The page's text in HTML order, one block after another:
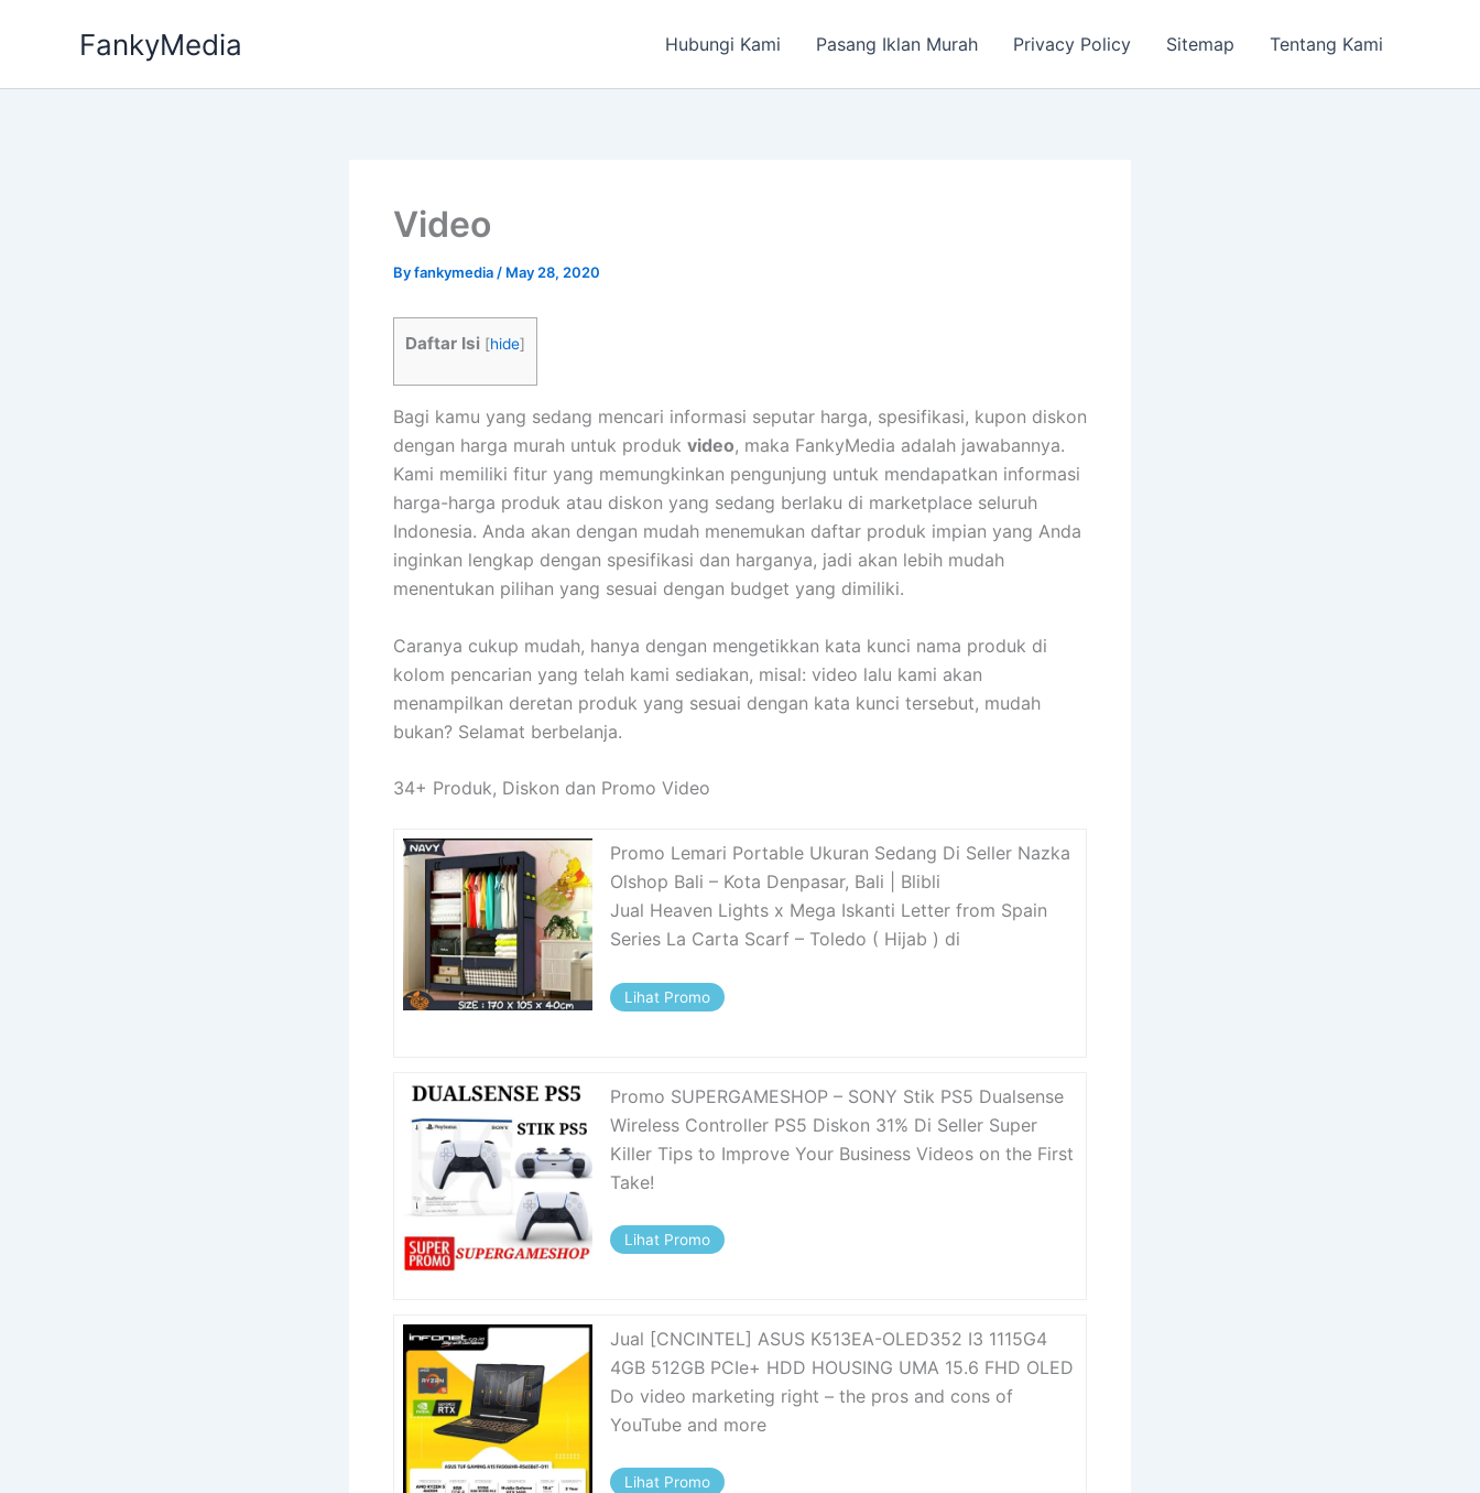
FankyMedia Hubungi Kami Pasang Iklan Murah Privacy Policy Sitemap Tentang Kami
Video
Byfankymedia / May 28, 2020
Daftar Isi [hide]
Bagi kamu yang sedang mencari informasi seputar harga, spesifikasi, kupon diskon
dengan harga murah untuk produk video, maka FankyMedia adalah jawabannya.
Kami memiliki fitur yang memungkinkan pengunjung untuk mendapatkan informasi
harga-harga produk atau diskon yang sedang berlaku di marketplace seluruh
Indonesia. Anda akan dengan mudah menemukan daftar produk impian yang Anda
inginkan lengkap dengan spesifikasi dan harganya, jadi akan lebih mudah
menentukan pilihan yang sesuai dengan budget yang dimiliki.
Caranya cukup mudah, hanya dengan mengetikkan kata kunci nama produk di
kolom pencarian yang telah kami sediakan, misal: video lalu kami akan
menampilkan deretan produk yang sesuai dengan kata kunci tersebut, mudah
bukan? Selamat berbelanja.
34+ Produk, Diskon dan Promo Video
Promo Lemari Portable Ukuran Sedang Di Seller Nazka
Olshop Bali – Kota Denpasar, Bali | Blibli
Jual Heaven Lights x Mega Iskanti Letter from Spain
Series La Carta Scarf – Toledo ( Hijab ) di
Lihat Promo
Promo SUPERGAMESHOP – SONY Stik PS5 Dualsense
Wireless Controller PS5 Diskon 31% Di Seller Super
Killer Tips to Improve Your Business Videos on the First
Take!
Lihat Promo
Jual [CNCINTEL] ASUS K513EA-OLED352 I3 1115G4
4GB 512GB PCIe+ HDD HOUSING UMA 15.6 FHD OLED
Do video marketing right – the pros and cons of
YouTube and more
Lihat Promo